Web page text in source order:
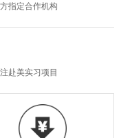
指定合作机构
赴美实习项目